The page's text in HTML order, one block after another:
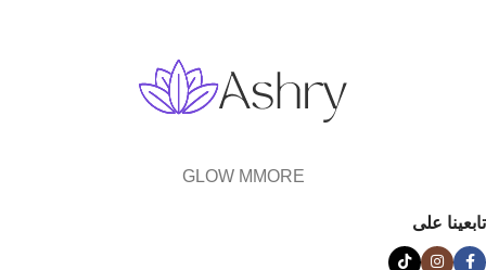
GLOW MMORE
تابعينا على